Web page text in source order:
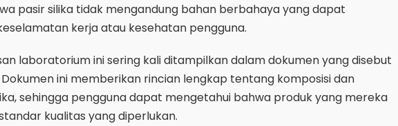
pasir silika tidak mengandung bahan berbahaya yang dapat
kerja atau kesehatan pengguna.
laboratorium ini sering kali ditampilkan dalam dokumen yang disebut
ini memberikan rincian lengkap tentang komposisi dan
sehingga pengguna dapat mengetahui bahwa produk yang mereka
kualitas yang diperlukan.